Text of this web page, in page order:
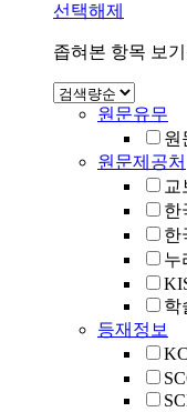
선택해제
좁혀본 항목 보
원문유무
원
원문제공처
교
한
한
누
학
등재정보